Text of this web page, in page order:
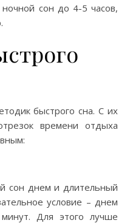
сон до 4-5 часов,
быстрого сна. С их
времени отдыха
сон днем и длительный
условие – днем
Для этого лучше